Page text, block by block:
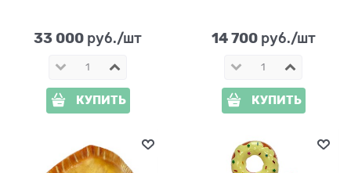
33 000 руб./шт
КУПИТЬ
14 700 руб./шт
КУПИТЬ